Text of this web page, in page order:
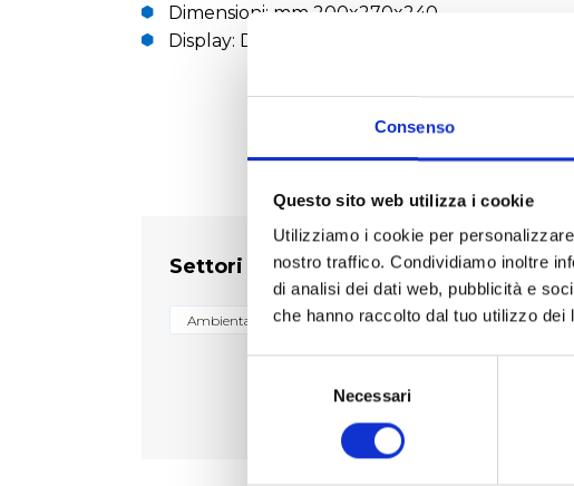
Consenso
Questo sito web utilizza i cookie
Utilizziamo i cookie per
nostro traffico. Condividiamo inoltre
di analisi dei dati web, pubblicità e
che hanno raccolto dal tuo utilizzo dei
Necessari
Dimensioni: mm 200x270x240
Display: Digitale
Settori
Ambientale Biologico e diagnostico Chimico